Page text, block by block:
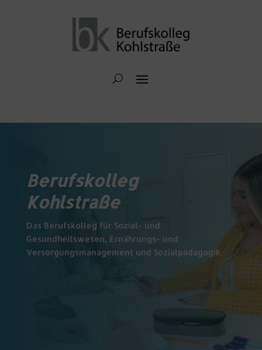
Berufskolleg
Kohlstraße
Das Berufskolleg für Sozial- und
Gesundheitswesen, Ernährungs- und
Versorgungsmanagement und Sozialpädagogik